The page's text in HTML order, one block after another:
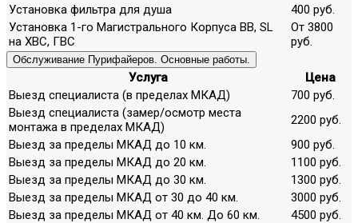
Установка фильтра для душа
400 руб.
Установка 1-го Магистрального Корпуса ВВ, SL
на ХВС, ГВС
От 3800
руб.
Обслуживание Пурифайеров. Основные работы.
Услуга
Цена
Выезд специалиста (в пределах МКАД)
700 руб.
Выезд специалиста (замер/осмотр места
монтажа в пределах МКАД)
2200 руб.
Выезд за пределы МКАД до 10 км.
900 руб.
Выезд за пределы МКАД до 20 км.
1100 руб.
Выезд за пределы МКАД до 30 км.
1300 руб.
Выезд за пределы МКАД от 30 до 40 км.
3000 руб.
Выезд за пределы МКАД от 40 км. До 60 км.
4500 руб.